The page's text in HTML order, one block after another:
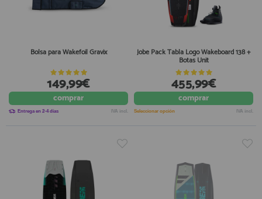
Bolsa para Wakefoil Gravix
149,99€
comprar
Entrega en 2-4 días IVA incl.
Jobe Pack Tabla Logo Wakeboard 138 +
Botas Unit
455,99€
comprar
Seleccionar opción IVA incl.